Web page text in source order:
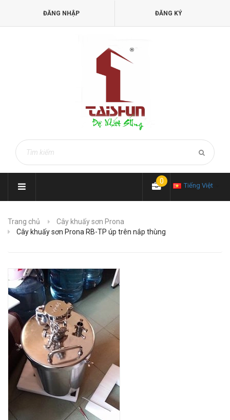
ĐĂNG NHẬP ĐĂNG KÝ
Tiếng Việt
0
Trang chủ
Cây khuấy sơn Prona
Cây khuấy sơn Prona RB-TP úp trên nắp thùng